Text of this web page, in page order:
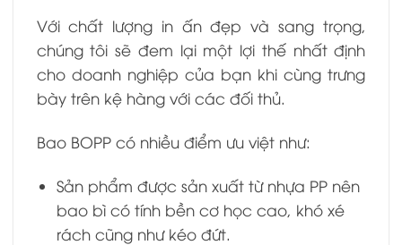
Với chất lượng in ấn đẹp và sang trọng,
chúng tôi sẽ đem lại một lợi thế nhất định
cho doanh nghiệp của bạn khi cùng trưng
bày trên kệ hàng với các đối thủ.
Bao BOPP có nhiều điểm ưu việt như:
Sản phẩm được sản xuất từ nhựa PP nên
bao bì có tính bền cơ học cao, khó xé
rách cũng như kéo đứt.